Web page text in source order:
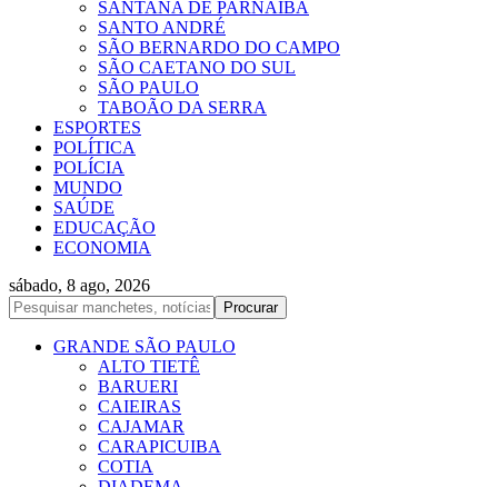
SANTANA DE PARNAÍBA
SANTO ANDRÉ
SÃO BERNARDO DO CAMPO
SÃO CAETANO DO SUL
SÃO PAULO
TABOÃO DA SERRA
ESPORTES
POLÍTICA
POLÍCIA
MUNDO
SAÚDE
EDUCAÇÃO
ECONOMIA
sábado, 8 ago, 2026
GRANDE SÃO PAULO
ALTO TIETÊ
BARUERI
CAIEIRAS
CAJAMAR
CARAPICUIBA
COTIA